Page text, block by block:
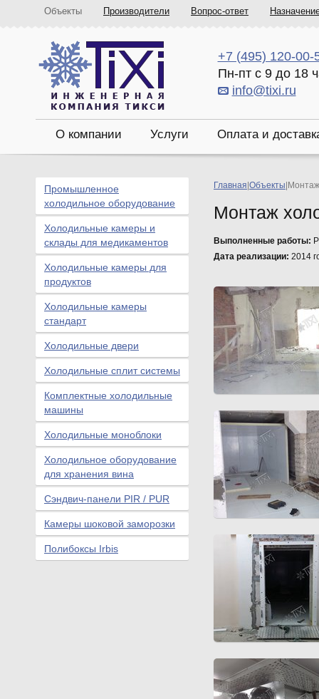
Объекты Производители Вопрос-ответ
+7 (495) 120-00-
Пн-пт с 9 до 18
info@tixi.ru
О компании Услуги Оплата и
Главная Объекты
Монтаж
Выполненные работы:
Дата реализации: 2014
Промышленное
холодильное оборудование
Холодильные камеры и
склады для медикаментов
Холодильные камеры для
продуктов
Холодильные камеры
стандарт
Холодильные двери
Холодильные сплит системы
Комплектные холодильные
машины
Холодильные моноблоки
Холодильное оборудование
для хранения вина
Сэндвич-панели PIR / PUR
Камеры шоковой заморозки
Полибоксы Irbis